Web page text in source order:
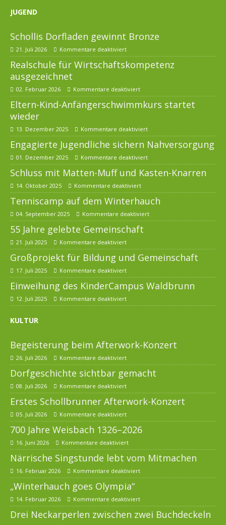
JUGEND
Schollis Dorfladen gewinnt Bronze
21. Juli 2026 Kommentare deaktiviert
Realschule für Wirtschaftskompetenz
ausgezeichnet
02. Februar 2026 Kommentare deaktiviert
Eltern-Kind-Anfängerschwimmkurs startet
wieder
13. Dezember 2025 Kommentare deaktiviert
Engagierte Jugendliche sichern Nahversorgung
01. Dezember 2025 Kommentare deaktiviert
Schluss mit Matten-Muff und Kasten-Knarren
14. Oktober 2025 Kommentare deaktiviert
Tenniscamp auf dem Winterhauch
04. September 2025 Kommentare deaktiviert
55 Jahre gelebte Gemeinschaft
21. Juli 2025 Kommentare deaktiviert
Großprojekt für Bildung und Gemeinschaft
17. Juli 2025 Kommentare deaktiviert
Einweihung des KinderCampus Waldbrunn
12. Juli 2025 Kommentare deaktiviert
KULTUR
Begeisterung beim Afterwork-Konzert
26. Juli 2026 Kommentare deaktiviert
Dorfgeschichte sichtbar gemacht
08. Juli 2026 Kommentare deaktiviert
Erstes Schollbrunner Afterwork-Konzert
05. Juli 2026 Kommentare deaktiviert
700 Jahre Weisbach 1326–2026
16. Juni 2026 Kommentare deaktiviert
Närrische Singstunde lebt vom Mitmachen
16. Februar 2026 Kommentare deaktiviert
„Winterhauch goes Olympia“
14. Februar 2026 Kommentare deaktiviert
Drei Neckarperlen zwischen zwei Buchdeckeln